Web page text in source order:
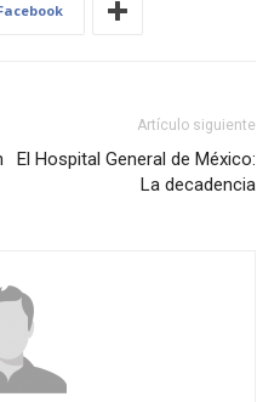
Artículo siguiente
El Hospital General de México:
La decadencia